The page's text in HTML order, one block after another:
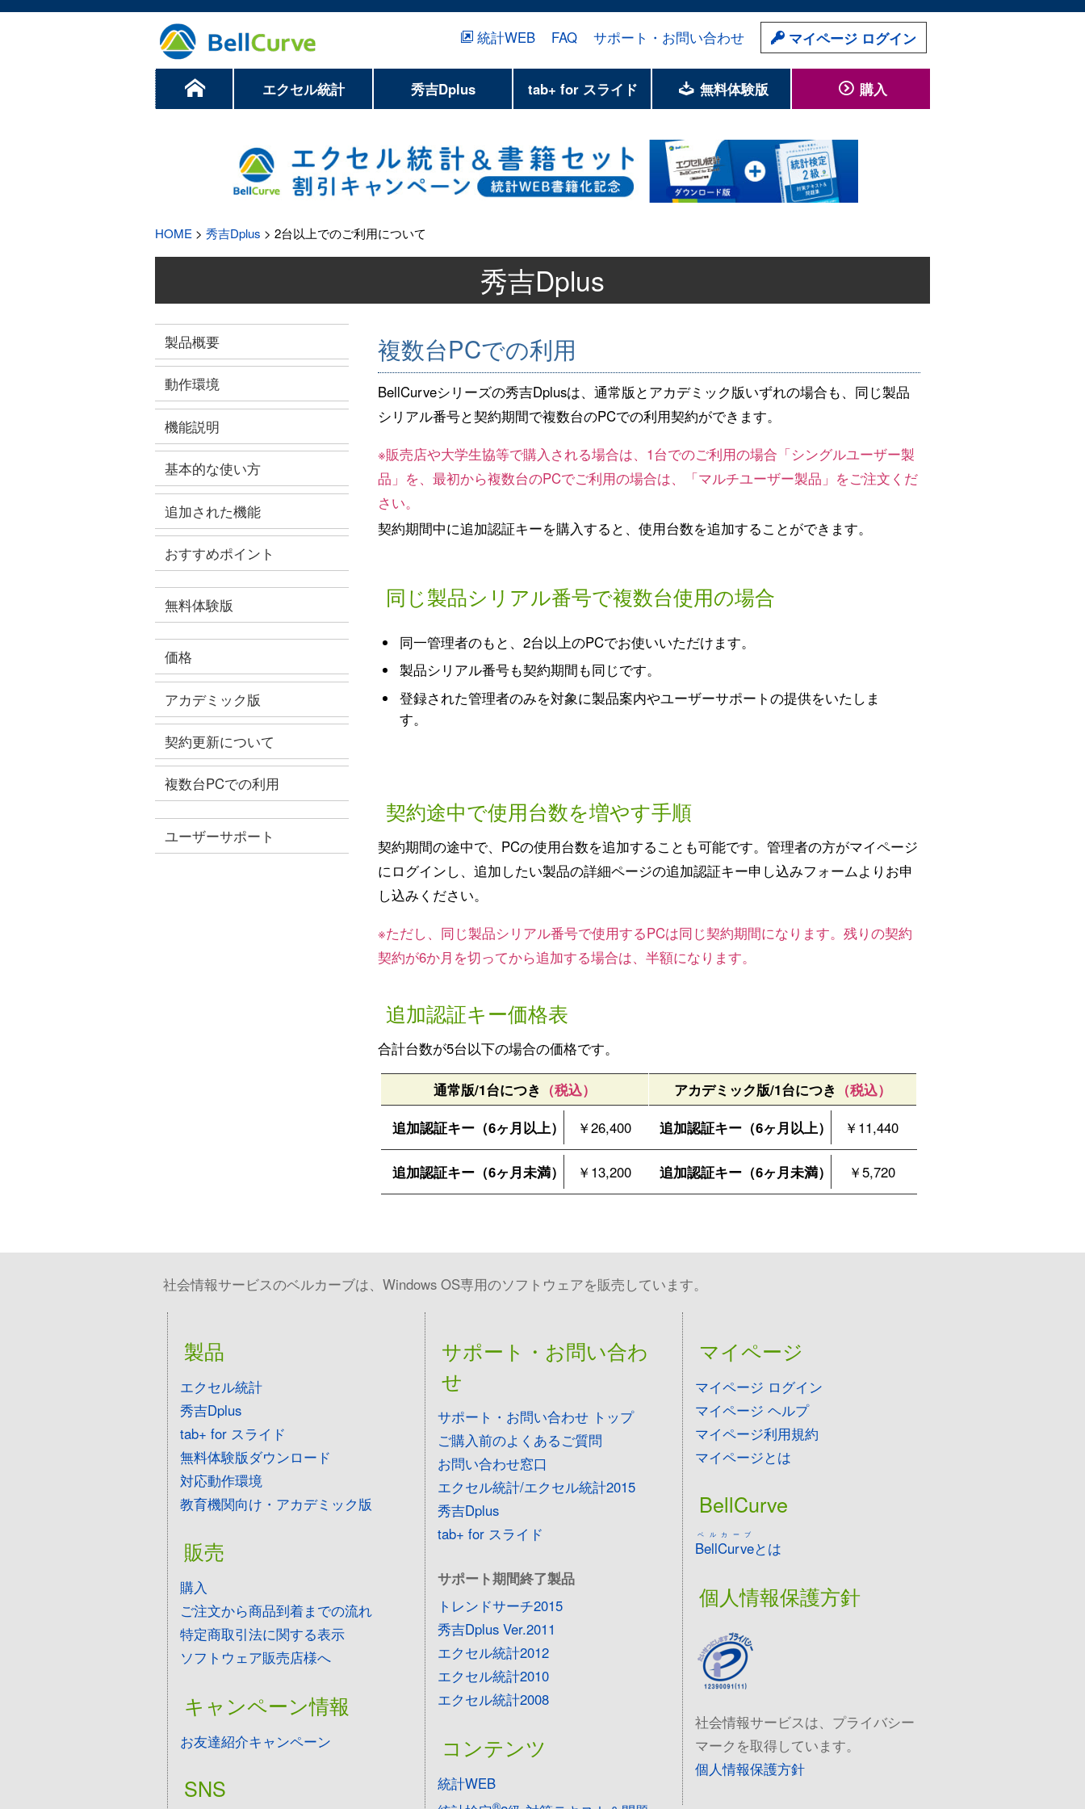
マイページ ログイン
サポート・お問い合わせ
FAQ
統計WEB
エクセル統計 秀吉Dplus tab+ for スライド 無料体験版 購入
HOME > 秀吉Dplus > 2台以上でのご利用について
秀吉Dplus
製品概要
動作環境
機能説明
基本的な使い方
追加された機能
おすすめポイント
無料体験版
価格
アカデミック版
契約更新について
複数台PCでの利用
ユーザーサポート
複数台PCでの利用
BellCurveシリーズの秀吉Dplusは、通常版とアカデミック版いずれの場合も、同じ製品
シリアル番号と契約期間で複数台のPCでの利用契約ができます。
※販売店や大学生協等で購入される場合は、1台でのご利用の場合「シングルユーザー製
品」を、最初から複数台のPCでご利用の場合は、「マルチユーザー製品」をご注文くだ
さい。
契約期間中に追加認証キーを購入すると、使用台数を追加することができます。
同じ製品シリアル番号で複数台使用の場合
同一管理者のもと、2台以上のPCでお使いいただけます。
製品シリアル番号も契約期間も同じです。
登録された管理者のみを対象に製品案内やユーザーサポートの提供をいたしま
す。
契約途中で使用台数を増やす手順
契約期間の途中で、PCの使用台数を追加することも可能です。管理者の方がマイページ
にログインし、追加したい製品の詳細ページの追加認証キー申し込みフォームよりお申
し込みください。
※ただし、同じ製品シリアル番号で使用するPCは同じ契約期間になります。残りの契約
契約が6か月を切ってから追加する場合は、半額になります。
追加認証キー価格表
合計台数が5台以下の場合の価格です。
通常版/1台につき （税込） アカデミック版/1台につき （税込）
追加認証キー（6ヶ月以上）
￥26,400 追加認証キー（6ヶ月以上） ￥11,440
追加認証キー（6ヶ月未満） ￥13,200 追加認証キー（6ヶ月未満） ￥5,720
社会情報サービスのベルカーブは、Windows OS専用のソフトウェアを販売しています。
製品
エクセル統計
秀吉Dplus
tab+ for スライド
無料体験版ダウンロード
対応動作環境
教育機関向け・アカデミック版
販売
購入
ご注文から商品到着までの流れ
特定商取引法に関する表示
ソフトウェア販売店様へ
キャンペーン情報
お友達紹介キャンペーン
SNS
サポート・お問い合わ
せ
サポート・お問い合わせ トップ
ご購入前のよくあるご質問
お問い合わせ窓口
エクセル統計/エクセル統計2015
秀吉Dplus
tab+ for スライド
サポート期間終了製品
トレンドサーチ2015
秀吉Dplus Ver.2011
エクセル統計2012
エクセル統計2010
エクセル統計2008
コンテンツ
統計WEB
マイページ
マイページ ログイン
マイページ ヘルプ
マイページ利用規約
マイページとは
BellCurve
BellCurve
ベルカーブ
とは
個人情報保護方針
社会情報サービスは、プライバシー
マークを取得しています。
個人情報保護方針